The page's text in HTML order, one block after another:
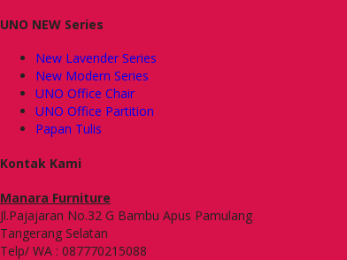
UNO NEW Series
New Lavender Series
New Modern Series
UNO Office Chair
UNO Office Partition
Papan Tulis
Kontak Kami
Manara Furniture
Jl.Pajajaran No.32 G Bambu Apus Pamulang
Tangerang Selatan
Telp/ WA : 087770215088